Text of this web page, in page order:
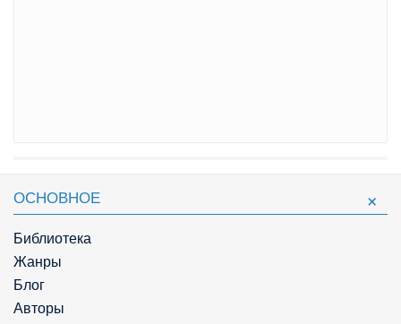
ОСНОВНОЕ
Библиотека
Жанры
Блог
Авторы